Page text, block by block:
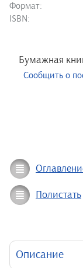
Формат:
ISBN:
Бумажная
Сообщить о
Полистать
Описание